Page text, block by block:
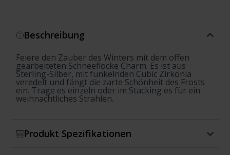
Beschreibung
Feiere den Zauber des Winters mit dem offen
gearbeiteten Schneeflocke Charm. Es ist aus
Sterling-Silber, mit funkelnden Cubic Zirkonia
veredelt und fängt die zarte Schönheit des Frosts
ein. Trage es einzeln oder im Stacking es für ein
weihnachtliches Strahlen.
Produkt Spezifikationen